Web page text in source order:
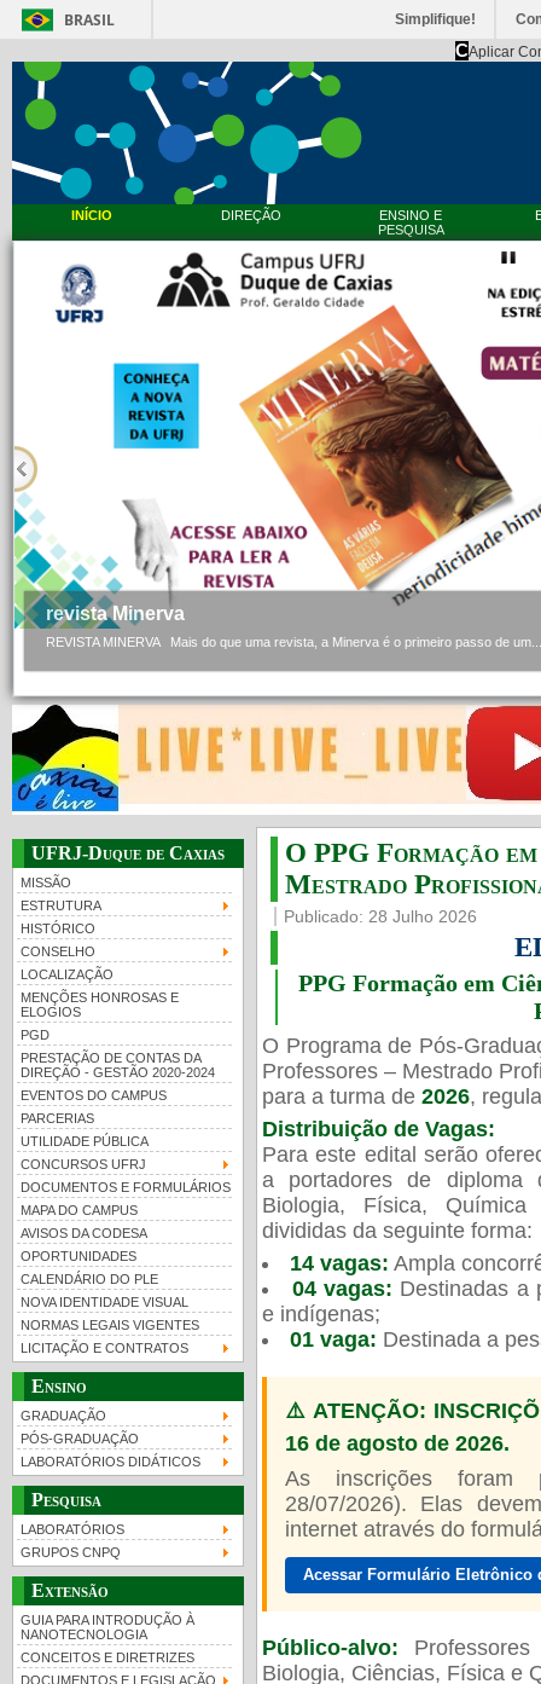
BRASIL Simplifique!
CAplicar
INÍCIO DIREÇÃO
ENSINO E
PESQUISA
revista Minerva
REVISTA MINERVA Mais do que uma revista, a Minerva é o primeiro passo de um...
UFRJ-Duque de Caxias
MISSÃO
ESTRUTURA
HISTÓRICO
CONSELHO
LOCALIZAÇÃO
MENÇÕES HONROSAS E
ELOGIOS
PGD
PRESTAÇÃO DE CONTAS DA
DIREÇÃO - GESTÃO 2020-2024
EVENTOS DO CAMPUS
PARCERIAS
UTILIDADE PÚBLICA
CONCURSOS UFRJ
DOCUMENTOS E FORMULÁRIOS
MAPA DO CAMPUS
AVISOS DA CODESA
OPORTUNIDADES
CALENDÁRIO DO PLE
NOVA IDENTIDADE VISUAL
NORMAS LEGAIS VIGENTES
LICITAÇÃO E CONTRATOS
Ensino
GRADUAÇÃO
PÓS-GRADUAÇÃO
LABORATÓRIOS DIDÁTICOS
Pesquisa
LABORATÓRIOS
GRUPOS CNPQ
Extensão
GUIA PARA INTRODUÇÃO À
NANOTECNOLOGIA
CONCEITOS E DIRETRIZES
DOCUMENTOS E LEGISLAÇÃO
O PPG Formação
Mestrado
Publicado: 28 Julho 2026
PPG Formação em
O Programa de Pós-
Professores – Mestrado
para a turma de 2026,
Distribuição de Vagas:
Para este edital serão
a portadores de diploma
Biologia, Física,
divididas da seguinte forma:
14 vagas: Ampla
04 vagas: Destinadas a
e indígenas;
01 vaga: Destinada a
⚠️ ATENÇÃO:
16 de agosto de 2026.
As inscrições foram
28/07/2026). Elas
internet através do
Acessar Formulário
Público-alvo:
Biologia, Ciências, Física e
Guia de boas práticas
UFRJ 100 anos